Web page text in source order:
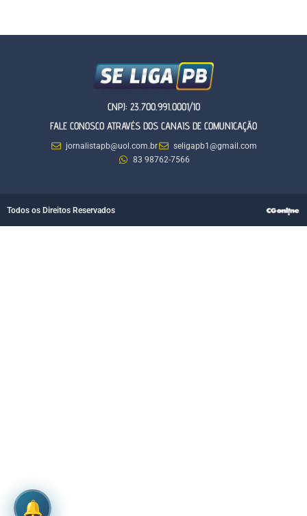
CNPJ: 23.700.991.0001/10
FALE CONOSCO ATRAVÉS DOS CANAIS DE COMUNICAÇÃO
jornalistapb@uol.com.br
seligapb1@gmail.com
83 98762-7566
Todos os Direitos Reservados